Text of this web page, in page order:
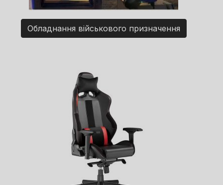
Обладнання військового призначення